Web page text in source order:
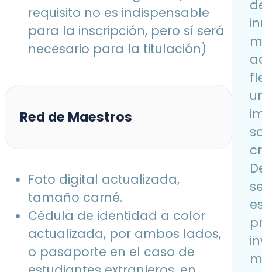
requisito no es indispensable
para la inscripción, pero sí será
necesario para la titulación)
Red de Maestros
Foto digital actualizada,
tamaño carné.
Cédula de identidad a color
actualizada, por ambos lados,
o pasaporte en el caso de